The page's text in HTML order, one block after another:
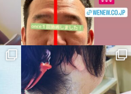
10月 6
hinatabokko_hair